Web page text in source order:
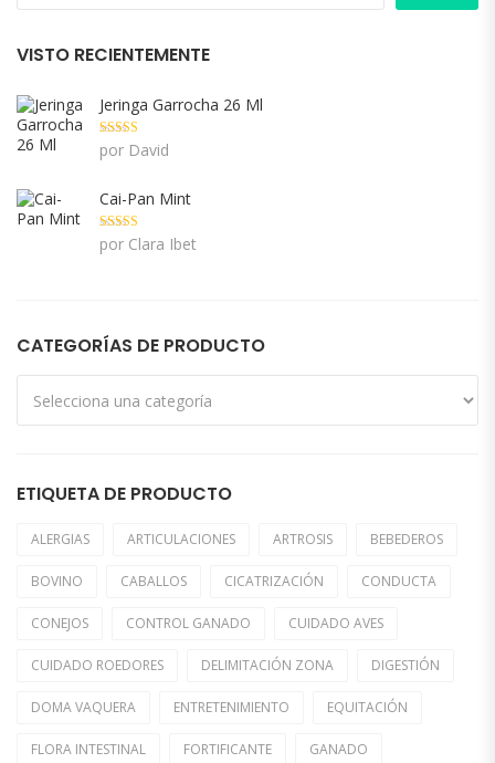
VISTO RECIENTEMENTE
Jeringa Garrocha 26 Ml
Valorado con
5 de 5
por David
Cai-Pan Mint
Valorado con
5 de 5
por Clara Ibet
CATEGORÍAS DE PRODUCTO
ETIQUETA DE PRODUCTO
ALERGIAS ARTICULACIONES ARTROSIS BEBEDEROS
BOVINO CABALLOS CICATRIZACIÓN CONDUCTA
CONEJOS CONTROL GANADO CUIDADO AVES
CUIDADO ROEDORES DELIMITACIÓN ZONA DIGESTIÓN
DOMA VAQUERA ENTRETENIMIENTO EQUITACIÓN
FLORA INTESTINAL FORTIFICANTE GANADO